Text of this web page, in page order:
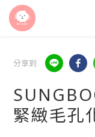
分享到
緊緻毛孔